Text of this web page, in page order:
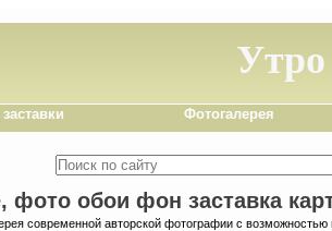
Фотогалерея
фото обои фон заставка
современной авторской фотографии с возможностью